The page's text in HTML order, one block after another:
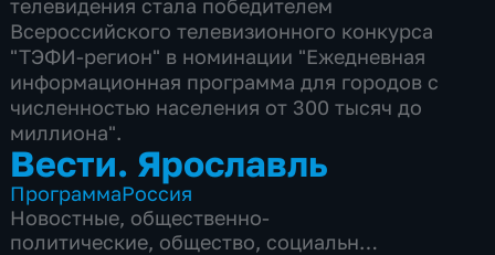
телевидения стала победителем
Всероссийского телевизионного конкурса
"ТЭФИ-регион" в номинации "Ежедневная
информационная программа для городов с
численностью населения от 300 тысяч до
миллиона".
Вести. Ярославль
ПрограммаРоссия
Новостные, общественно-
политические, общество, социально-